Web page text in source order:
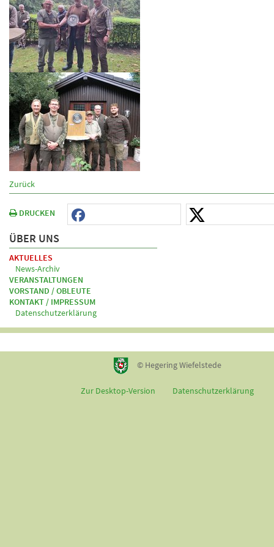
Zurück
DRUCKEN
ÜBER UNS
AKTUELLES
News-Archiv
VERANSTALTUNGEN
VORSTAND / OBLEUTE
KONTAKT / IMPRESSUM
Datenschutzerklärung
© Hegering Wiefelstede
Zur Desktop-Version Datenschutzerklärung